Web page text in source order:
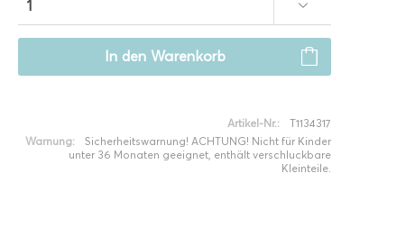
In den Warenkorb
Artikel-Nr.:
T1134317
Warnung:
Sicherheitswarnung! ACHTUNG! Nicht für Kinder
unter 36 Monaten geeignet, enthält verschluckbare
Kleinteile.